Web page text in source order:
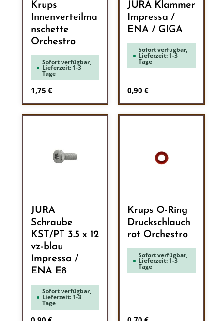
Krups
Innenverteilma
nschette
Orchestro
Sofort verfügbar,
Lieferzeit: 1-3
Tage
Regulärer Preis:
1,75 €
JURA Klammer
Impressa /
ENA / GIGA
Sofort verfügbar,
Lieferzeit: 1-3
Tage
Regulärer Preis:
0,90 €
JURA
Schraube
KST/PT 3.5 x 12
vz-blau
Impressa /
ENA E8
Sofort verfügbar,
Lieferzeit: 1-3
Tage
Regulärer Preis:
Krups O-Ring
Druckschlauch
rot Orchestro
Sofort verfügbar,
Lieferzeit: 1-3
Tage
Regulärer Preis: